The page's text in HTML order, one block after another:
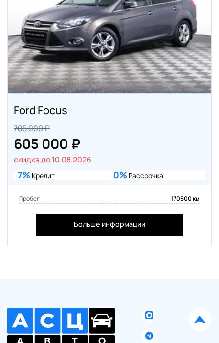
Ford Focus
705 000 ₽
605 000 ₽
скидка до 10.08.2026
7% Кредит 0% Рассрочка
Пробег 170500 км
Больше информации